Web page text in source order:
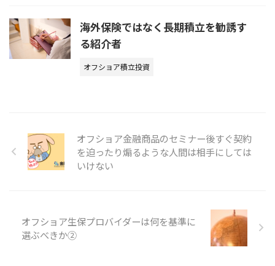
海外保険ではなく長期積立を勧誘す
る紹介者
オフショア積立投資
オフショア金融商品のセミナー後すぐ契約
を迫ったり煽るような人間は相手にしては
いけない
オフショア生保プロバイダーは何を基準に
選ぶべきか②